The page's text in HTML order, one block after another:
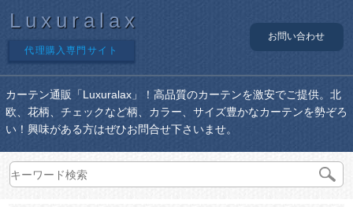
Luxuralax
代理購入専門サイト
お問い合わせ
カーテン通販「Luxuralax」！高品質のカーテンを激安でご提供。北
欧、花柄、チェックなど柄、カラー、サイズ豊かなカーテンを勢ぞろ
い！興味がある方はぜひお問合せ下さいませ。